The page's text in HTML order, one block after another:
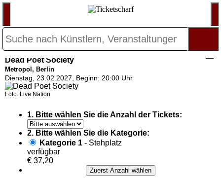
Dead Poet Society
Metropol, Berlin
Dienstag, 23.02.2027, Beginn: 20:00 Uhr
Foto: Live Nation
1. Bitte wählen Sie die Anzahl der Tickets:
2. Bitte wählen Sie die Kategorie:
Kategorie 1 - Stehplatz
verfügbar
€ 37,20
Zuerst Anzahl wählen